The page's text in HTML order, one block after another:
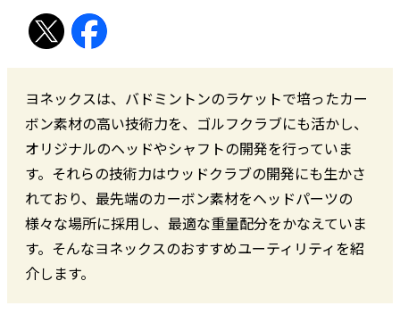
ヨネックスは、バドミントンのラケットで培ったカー
ボン素材の高い技術力を、ゴルフクラブにも活かし、
オリジナルのヘッドやシャフトの開発を行っていま
す。それらの技術力はウッドクラブの開発にも生かさ
れており、最先端のカーボン素材をヘッドパーツの
様々な場所に採用し、最適な重量配分をかなえていま
す。そんなヨネックスのおすすめユーティリティを紹
介します。